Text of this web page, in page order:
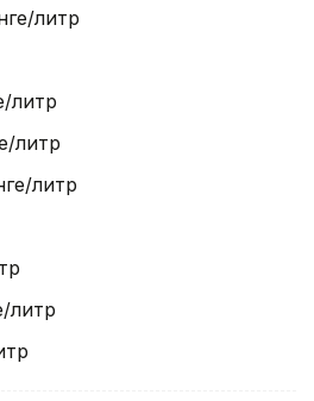
литр
литр
литр
литр
литр